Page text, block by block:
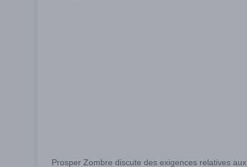
Prosper Zombre discute des exigences relatives aux